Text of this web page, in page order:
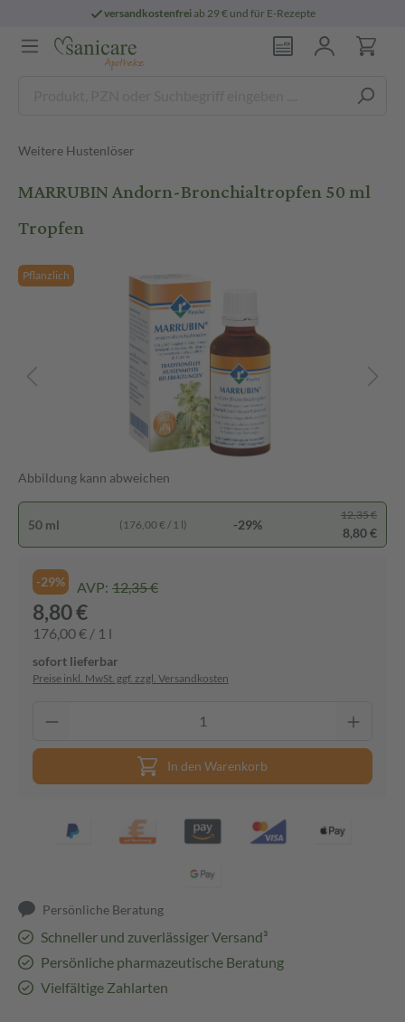
versandkostenfreiab 29 € und für E-Rezepte
Weitere Hustenlöser
MARRUBIN Andorn-Bronchialtropfen 50 ml
Tropfen
Pflanzlich
Abbildung kann abweichen
50 ml (176,00 € / 1 l) -29%
12,35 €
8,80 €
-29% AVP: 12,35 €
8,80 €
176,00 € / 1 l
sofort lieferbar
Preise inkl. MwSt. ggf. zzgl. Versandkosten
In den Warenkorb
Persönliche Beratung
Schneller und zuverlässiger Versand³
Persönliche pharmazeutische Beratung
Vielfältige Zahlarten